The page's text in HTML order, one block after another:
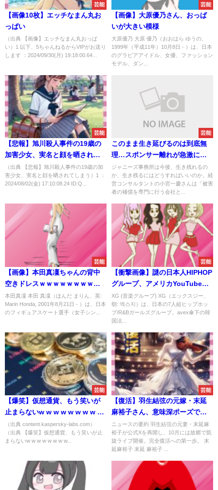
芸能
【画像10枚】エッチなまん丸お
っぱい
（出典 【画像】エッチなまん丸おっぱ
い）1 以下、5ちゃんねるからVIPがお送り
します ：2024/09/30(月) 19:18:00.64...
芸能
【画像】大原優乃さん、おっぱ
いが大きい模様
大原優乃 大原 優乃（おおはら ゆうの、
1999年（平成11年）10月8日 - ）は、日本
のグラビアアイドル、女優、ファッション
モデル、ダン...
芸能
【悲報】旭川殺人事件の19歳の
加害少女、実名と顔を晒されて
しまう
（出典 【悲報】旭川殺人事件の19歳の加
害少女、実名と顔を晒されてしまう）1 ：
2024/08/02(金) 17:10:08.24 ID:Q...
芸能
このまま生き延びるのは到底無
理…スポンサー離れが急激に進
むジャニーズが生き残るための
＆quot;唯一の方法＆quot;
ジャニーズ事務所は今後、生き残れるの
か、生き残るにはどうすればいいのか。経
営コンサルタントの小宮一慶さんは「被害
者の補償を専門に行う会社と...
芸能
【画像】本田真凜ちゃんの背中
空きドレスｗｗｗｗｗｗｗｗｗ
ｗｗｗ
本田真凜 本田 真凜（ほんだ まりん、英:
Marin Honda, 2001年8月21日 - ）は、日本
のフィギュアスケート選手（女子シン...
芸能
【衝撃画像】謎の日本人HIPHOP
グループ、アメリカYouTube急
上昇チャート首位
XG (音楽グループ) XG（エックスジー、
朝: 엑스지）は、日本の7人組ヒップホッ
プ/R&Bガールズグループ。avex傘下の韓
国法...
芸能
【爆笑】仮想通貨、もう笑いが
止まらないw w w w w w w w w
w w w w w w w w w w
（出典 content.kaspersky-labs.com）
（出典 【爆笑】仮想通貨、もう笑いが止
まらないw w w w w w w w...
芸能
【復活】羽生結弦の元嫁・末延
麻裕子さん、意味深ポーズで復
活ｗｗｗｗｗ
ニュースの要約 羽生結弦の元妻・末延麻
裕子が公式Xを再開し、10月には故郷で凱
旋ライブ開催。完全復活への第一歩。 末
延麻裕子 末延 麻裕子 ...